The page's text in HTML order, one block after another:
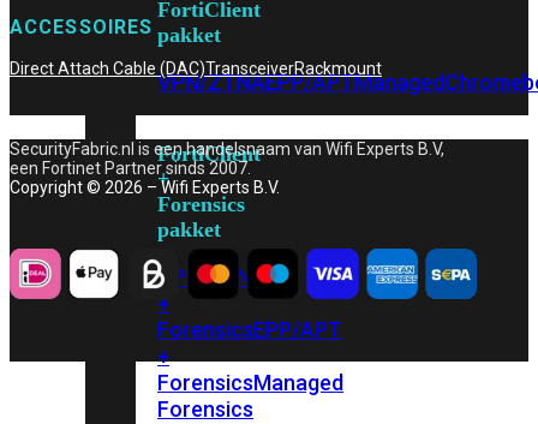
FortiClient
pakket
VPN/ZTNAEPP/APTManaged
FortiClient
+
Forensics
pakket
VPN/ZTNA
+
ForensicsEPP/APT
+
ForensicsManaged
Forensics
ACCESSOIRES
Direct Attach Cable (DAC)TransceiverRackmount
SecurityFabric.nl is een handelsnaam van Wifi Experts B.V,
een Fortinet Partner sinds 2007.
Copyright © 2026 – Wifi Experts B.V.